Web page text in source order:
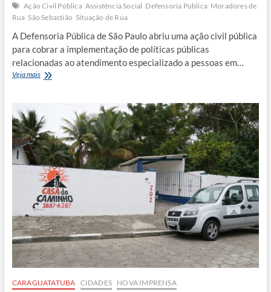
Ação Civil Pública Assistência Social Defensoria Pública Moradores de
Rua São Sebastião Situação de Rua
A Defensoria Pública de São Paulo abriu uma ação civil pública
para cobrar a implementação de políticas públicas
relacionadas ao atendimento especializado a pessoas em…
Veja maisJustiça
população
de
rua
em
São
Sebastião
CARAGUATATUBA CIDADES NOVA IMPRENSA